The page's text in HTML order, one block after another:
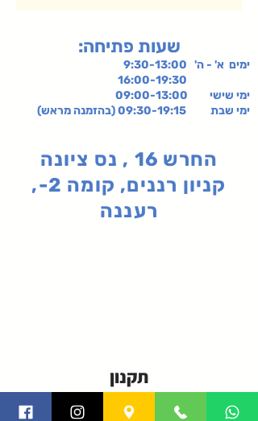
:שעות פתיחה
ימים א' - ה' 9:30-13:00
ימי שישי 09:00-13:00
ימי שבת 09:30-19:15 (בהזמנה מראש)
החרש 16 , נס ציונה
קניון רננים, קומה 2-,
רעננה
תקנון